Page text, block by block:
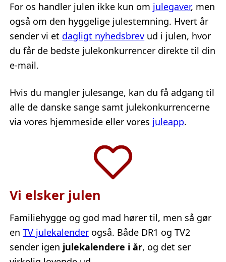
For os handler julen ikke kun om julegaver, men
også om den hyggelige julestemning. Hvert år
sender vi et dagligt nyhedsbrev ud i julen, hvor
du får de bedste julekonkurrencer direkte til din
e-mail.
Hvis du mangler julesange, kan du få adgang til
alle de danske sange samt julekonkurrencerne
via vores hjemmeside eller vores juleapp.
Vi elsker julen
Familiehygge og god mad hører til, men så gør
enTV julekalender også. Både DR1 og TV2
sender igen julekalendere i år, og det ser